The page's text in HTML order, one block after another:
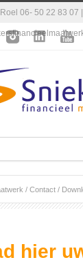
06- 50 22 83 07 |
/ Contact /
hier